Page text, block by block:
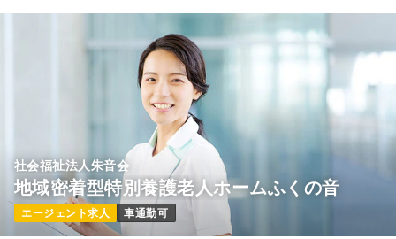
社会福祉法人朱音会
地域密着型特別養護老人ホームふくの音
エージェント求人 車通勤可